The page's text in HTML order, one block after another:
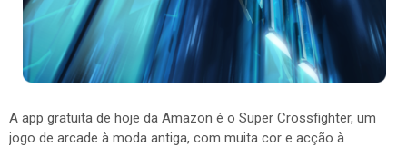
A app gratuita de hoje da Amazon é o Super Crossfighter, um
jogo de arcade à moda antiga, com muita cor e acção à